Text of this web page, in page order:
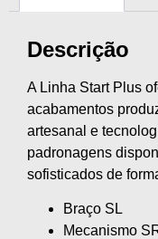
Descrição
A Linha Start Plus
acabamentos
artesanal e
padronagens
sofisticados de
Braço SL
Mecanismo